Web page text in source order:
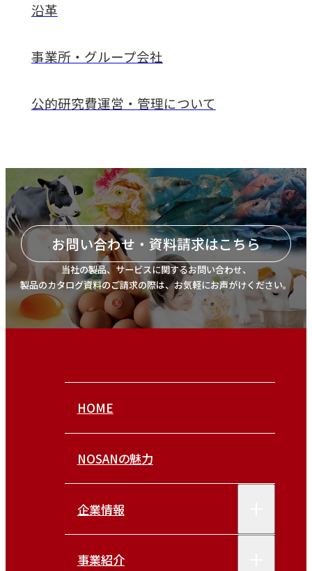
沿革
事業所・グループ会社
公的研究費運営・管理について
お問い合わせ・資料請求はこちら
当社の製品、サービスに関するお問い合わせ、
製品のカタログ資料のご請求の際は、お気軽にお声がけください。
HOME
NOSANの魅力
企業情報
事業紹介